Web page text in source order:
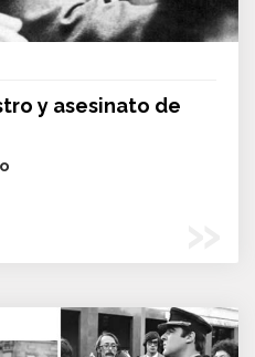
y asesinato de